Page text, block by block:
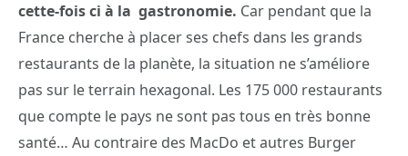
cette-fois ci à la gastronomie. Car pendant que la
France cherche à placer ses chefs dans les grands
restaurants de la planète, la situation ne s’améliore
pas sur le terrain hexagonal. Les 175 000 restaurants
que compte le pays ne sont pas tous en très bonne
santé… Au contraire des MacDo et autres Burger